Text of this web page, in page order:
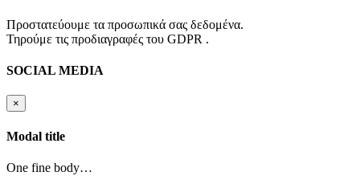
Προστατεύουμε τα προσωπικά σας δεδομένα.
Τηρούμε τις προδιαγραφές του GDPR .
SOCIAL MEDIA
×
Modal title
One fine body…